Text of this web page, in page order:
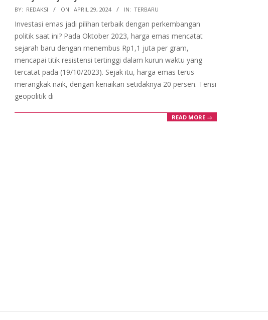
2024-
04-
29
BY: REDAKSI ON: APRIL 29, 2024 IN: TERBARU
Investasi emas jadi pilihan terbaik dengan perkembangan
politik saat ini? Pada Oktober 2023, harga emas mencatat
sejarah baru dengan menembus Rp1,1 juta per gram,
mencapai titik resistensi tertinggi dalam kurun waktu yang
tercatat pada (19/10/2023). Sejak itu, harga emas terus
merangkak naik, dengan kenaikan setidaknya 20 persen. Tensi
geopolitik di
READ MORE →